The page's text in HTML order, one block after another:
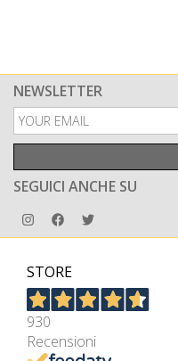
NEWSLETTER
SEGUICI ANCHE SU
STORE
930
Recensioni